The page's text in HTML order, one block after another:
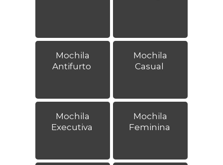
Mochila
Antifurto
Mochila
Casual
Mochila
Executiva
Mochila
Feminina